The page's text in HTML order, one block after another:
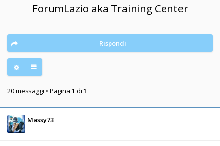
ForumLazio aka Training Center
Rispondi
20 messaggi • Pagina 1 di 1
Massy73